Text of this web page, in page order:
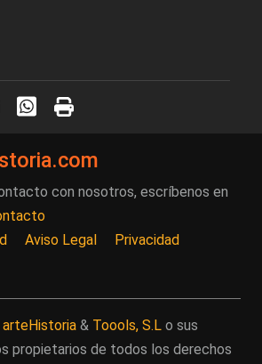
con nosotros, escríbenos en
Aviso Legal Privacidad
arteHistoria & Toools, S.L o sus
propietarios de todos los derechos